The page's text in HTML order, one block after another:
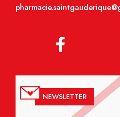
NEWSLETTER